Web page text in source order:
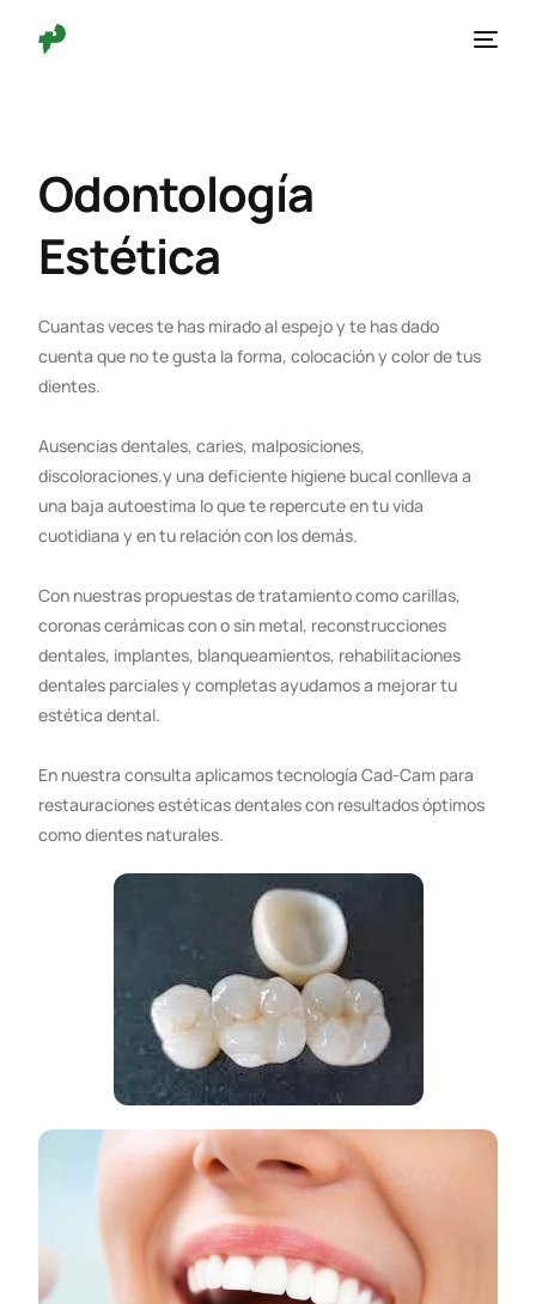
Odontología
Estética
Cuantas veces te has mirado al espejo y te has dado
cuenta que no te gusta la forma, colocación y color de tus
dientes.
Ausencias dentales, caries, malposiciones,
discoloraciones.y una deficiente higiene bucal conlleva a
una baja autoestima lo que te repercute en tu vida
cuotidiana y en tu relación con los demás.
Con nuestras propuestas de tratamiento como carillas,
coronas cerámicas con o sin metal, reconstrucciones
dentales, implantes, blanqueamientos, rehabilitaciones
dentales parciales y completas ayudamos a mejorar tu
estética dental.
En nuestra consulta aplicamos tecnología Cad-Cam para
restauraciones estéticas dentales con resultados óptimos
como dientes naturales.